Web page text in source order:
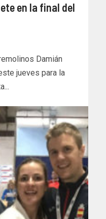
en la final del
Damián
jueves para la